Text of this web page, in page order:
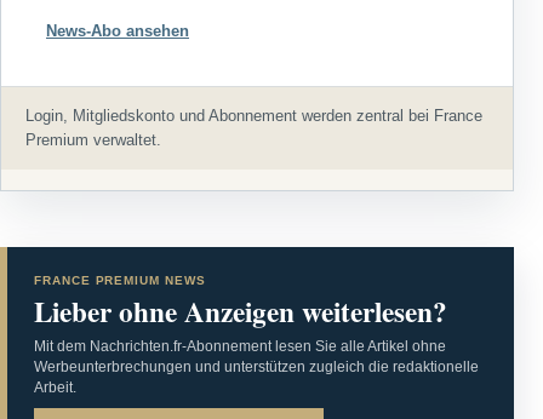
News-Abo ansehen
Login, Mitgliedskonto und Abonnement werden zentral bei France
Premium verwaltet.
FRANCE PREMIUM NEWS
Lieber ohne Anzeigen weiterlesen?
Mit dem Nachrichten.fr-Abonnement lesen Sie alle Artikel ohne
Werbeunterbrechungen und unterstützen zugleich die redaktionelle
Arbeit.